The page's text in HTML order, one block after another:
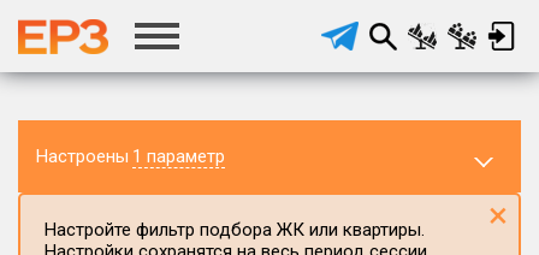
Настроены 1 параметр
Настройте фильтр подбора ЖК или квартиры.
×